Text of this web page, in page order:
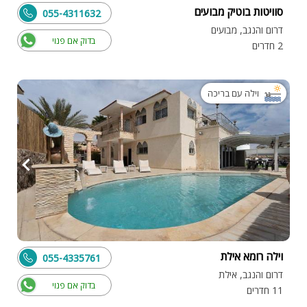
סוויטות בוטיק מבועים
דרום והנגב, מבועים
2 חדרים
בדוק אם פנוי
055-4311632
וילה עם בריכה
וילה רומא אילת
דרום והנגב, אילת
11 חדרים
בדוק אם פנוי
055-4335761